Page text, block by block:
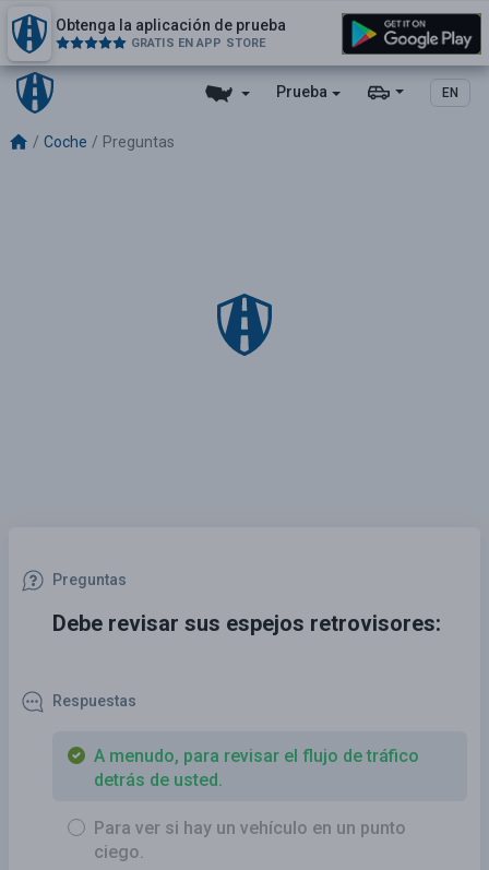
Prueba EN
Obtenga la aplicación de prueba
GRATIS EN APP STORE
Coche Preguntas
Preguntas
Debe revisar sus espejos retrovisores:
Respuestas
A menudo, para revisar el flujo de tráfico
detrás de usted.
Para ver si hay un vehículo en un punto
ciego.